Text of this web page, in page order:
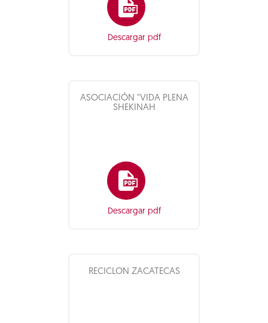
Descargar pdf
ASOCIACIÓN "VIDA PLENA
SHEKINAH
Descargar pdf
RECICLON ZACATECAS